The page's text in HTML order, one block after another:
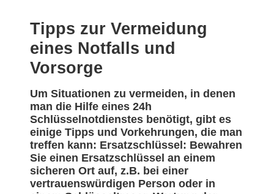
Tipps zur Vermeidung
eines Notfalls und
Vorsorge
Um Situationen zu vermeiden, in denen
man die Hilfe eines 24h
Schlüsselnotdienstes benötigt, gibt es
einige Tipps und Vorkehrungen, die man
treffen kann: Ersatzschlüssel: Bewahren
Sie einen Ersatzschlüssel an einem
sicheren Ort auf, z.B. bei einer
vertrauenswürdigen Person oder in